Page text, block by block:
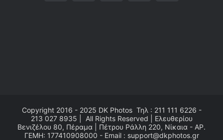
Copyright 2016 - 2025 DK PhotosΤηλ : 211 111 6226 -
213 027 8935 | All Rights Reserved | Ελευθερίου
Βενιζέλου 80, Πέραμα | Πέτρου Ράλλη 220, Νίκαια - ΑΡ.
ΓΕΜΗ: 177410908000 - Email : support@dkphotos.gr